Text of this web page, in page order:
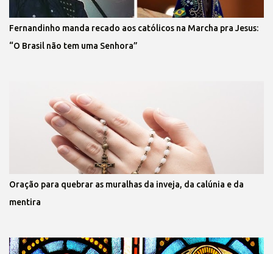
Fernandinho manda recado aos católicos na Marcha pra Jesus:
“O Brasil não tem uma Senhora”
Oração para quebrar as muralhas da inveja, da calúnia e da
mentira